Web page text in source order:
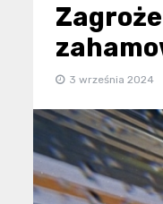
3 września 2024